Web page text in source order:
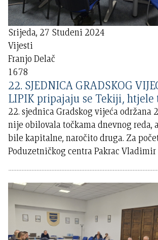
Srijeda, 27 Studeni 2024
Vijesti
Franjo Delač
1678
22. SJEDNICA GRADSKOG
LIPIK pripajaju se Tekiji, htjele
22. sjednica Gradskog vijeća održana
nije obilovala točkama dnevnog reda,
bile kapitalne, naročito druga. Za
Poduzetničkog centra Pakrac